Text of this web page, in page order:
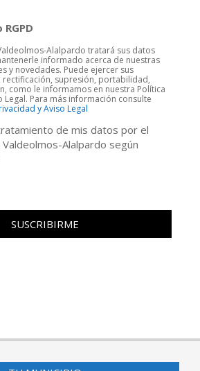
Alalpardo tratará sus datos
informado acerca de nuestras
y novedades. Puede ejercer sus
rectificación, supresión, portabilidad,
como le informamos en nuestra Política
Legal. Para más información consulte
y Aviso Legal
de mis datos por el
Alalpardo según